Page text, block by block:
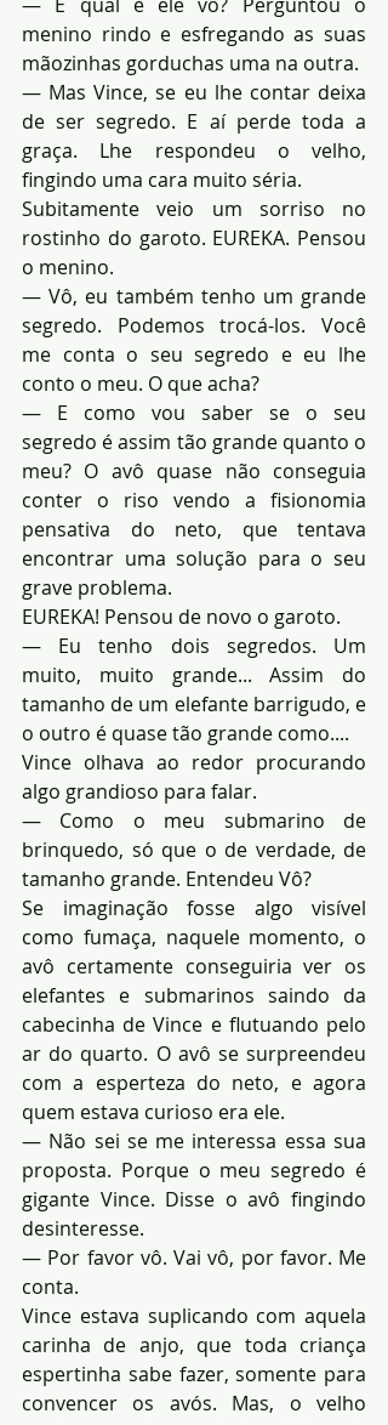
menino rindo e esfregando as suas
mãozinhas gorduchas uma na outra.
— Mas Vince, se eu lhe contar deixa
de ser segredo. E aí perde toda a
graça. Lhe respondeu o velho,
fingindo uma cara muito séria.
Subitamente veio um sorriso no
rostinho do garoto. EUREKA. Pensou
o menino.
— Vô, eu também tenho um grande
segredo. Podemos trocá-los. Você
me conta o seu segredo e eu lhe
conto o meu. O que acha?
— E como vou saber se o seu
segredo é assim tão grande quanto o
meu? O avô quase não conseguia
conter o riso vendo a fisionomia
pensativa do neto, que tentava
encontrar uma solução para o seu
grave problema.
EUREKA! Pensou de novo o garoto.
— Eu tenho dois segredos. Um
muito, muito grande... Assim do
tamanho de um elefante barrigudo, e
o outro é quase tão grande como....
Vince olhava ao redor procurando
algo grandioso para falar.
— Como o meu submarino de
brinquedo, só que o de verdade, de
tamanho grande. Entendeu Vô?
Se imaginação fosse algo visível
como fumaça, naquele momento, o
avô certamente conseguiria ver os
elefantes e submarinos saindo da
cabecinha de Vince e flutuando pelo
ar do quarto. O avô se surpreendeu
com a esperteza do neto, e agora
quem estava curioso era ele.
— Não sei se me interessa essa sua
proposta. Porque o meu segredo é
gigante Vince. Disse o avô fingindo
desinteresse.
— Por favor vô. Vai vô, por favor. Me
conta.
Vince estava suplicando com aquela
carinha de anjo, que toda criança
espertinha sabe fazer, somente para
convencer os avós. Mas, o velho